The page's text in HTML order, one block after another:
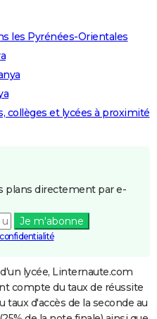
les Pyrénées-Orientales
collèges et lycées à proximité
plans directement par e-
Je m'abonne
lycée, Linternaute.com
compte du taux de réussite
taux d'accès de la seconde au